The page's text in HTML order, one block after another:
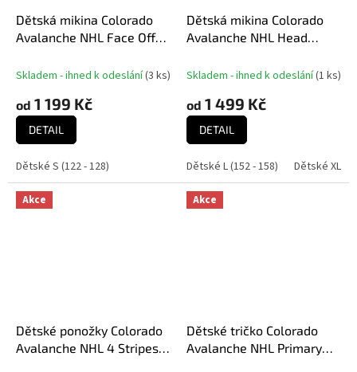
Dětská mikina Colorado
Avalanche NHL Face Off
Skladem - ihned k odeslání(3 ks)
od 1 199 Kč
DETAIL
Dětské S (122 - 128)
Dětská mikina Colorado
Avalanche NHL Head
Skladem - ihned k odeslání(1 ks)
od 1 499 Kč
DETAIL
Dětské L (152 - 158) Dětské XL
Akce
Dětské ponožky Colorado
Avalanche NHL 4 Stripes
Akce
Dětské tričko Colorado
Avalanche NHL Primary